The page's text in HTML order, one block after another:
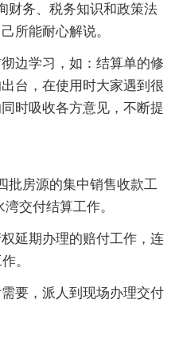
财务、税务知识和政策法
所能耐心解说。
边学习，如：结算单的修
台，在使用时大家遇到很
时吸收各方意见，不断提
房源的集中销售收款工
交付结算工作。
延期办理的赔付工作，连
。
要，派人到现场办理交付